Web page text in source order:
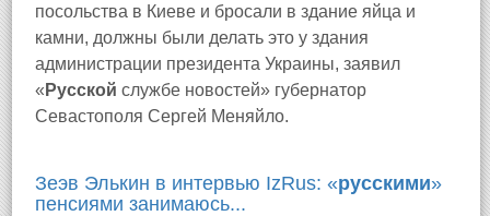
посольства в Киеве и бросали в здание яйца и
камни, должны были делать это у здания
администрации президента Украины, заявил
« Русской службе новостей» губернатор
Севастополя Сергей Меняйло.
Зеэв Элькин в интервью IzRus: «русскими»
пенсиями занимаюсь...